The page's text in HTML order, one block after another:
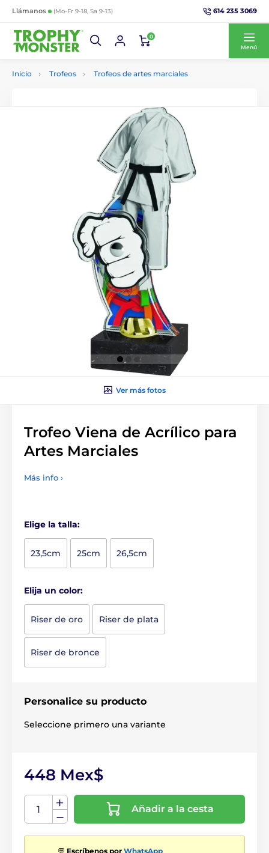
Llámanos (Mo-Fr 9-18, Sa 9-13) 614 235 3069
0
Menú
Inicio Trofeos Trofeos de artes marciales
Ver más fotos
Trofeo Viena de Acrílico para
Artes Marciales
Más info ›
Elige la talla:
23,5cm 25cm 26,5cm
Elija un color:
Riser de oro Riser de plata
Riser de bronce
Personalice su producto
Seleccione primero una variante
448 Mex$
Añadir a la cesta
💬 Escríbenos por WhatsApp